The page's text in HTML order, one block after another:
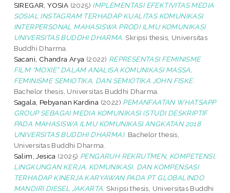
SIREGAR, YOSIA (2025) IMPLEMENTASI EFEKTIVITAS MEDIA
SOSIAL INSTAGRAM TERHADAP KUALITAS KOMUNIKASI
INTERPERSONAL MAHASISWA PRODI ILMU KOMUNIKASI
UNIVERSITAS BUDDHI DHARMA. Skripsi thesis, Universitas
Buddhi Dharma.
Sacani, Chandra Arya (2022) REPRESENTASI FEMINISME
FILM “MOXIE” DALAM ANALISA KOMUNIKASI MASSA,
FEMINISME SEMIOTIKA, DAN SEMIOTIKA JOHN FISKE.
Bachelor thesis, Universitas Buddhi Dharma.
Sagala, Pebyanan Kardina (2022) PEMANFAATAN WHATSAPP
GROUP SEBAGAI MEDIA KOMUNIKASI (STUDI DESKRIPTIF
PADA MAHASISWA ILMU KOMUNIKASI ANGKATAN 2018
UNIVERSITAS BUDDHI DHARMA). Bachelor thesis,
Universitas Buddhi Dharma.
Salim, Jesica (2025) PENGARUH REKRUTMEN, KOMPETENSI,
LINGKUNGAN KERJA, KOMUNIKASI, DAN KOMPENSASI
TERHADAP KINERJA KARYAWAN PADA PT GLOBALINDO
MANDIRI DIESEL JAKARTA. Skripsi thesis, Universitas Buddhi